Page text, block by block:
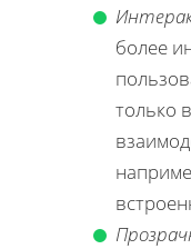
более
только